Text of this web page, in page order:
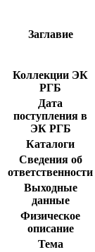
Заглавие
Коллекции ЭК
РГБ
Дата
поступления в
ЭК РГБ
Каталоги
Сведения об
ответственности
Выходные
данные
Физическое
описание
Тема